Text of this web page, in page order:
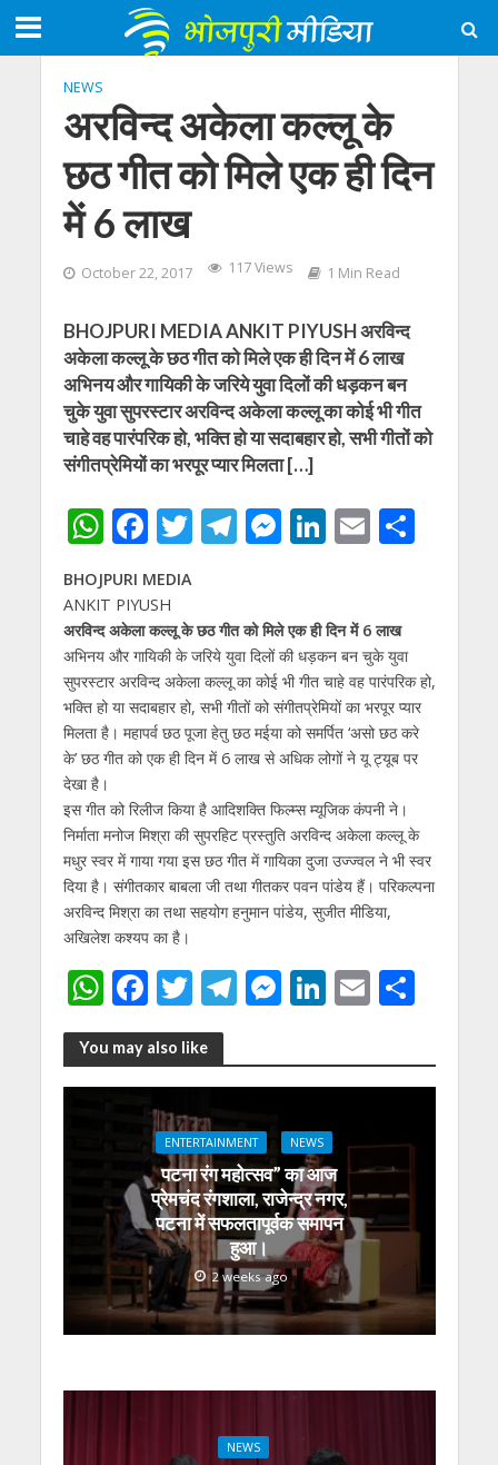
NEWS
अरविन्द अकेला कल्लू के
छठ गीत को मिले एक ही दिन
में 6 लाख
October 22, 2017 117 Views 1 Min Read
BHOJPURI MEDIA ANKIT PIYUSH अरविन्द
अकेला कल्लू के छठ गीत को मिले एक ही दिन में 6 लाख
अभिनय और गायिकी के जरिये युवा दिलों की धड़कन बन
चुके युवा सुपरस्टार अरविन्द अकेला कल्लू का कोई भी गीत
चाहे वह पारंपरिक हो, भक्ति हो या सदाबहार हो, सभी गीतों को
संगीतप्रेमियों का भरपूर प्यार मिलता […]
W
h
at
s
A
p
p
F
ac
e
b
o
o
k
T
itt
er
T
gr
a
m
M
e
n
g
er
Li
e
dI
n
E
l
S
BHOJPURI MEDIA
ANKIT PIYUSH
अरविन्द अकेला कल्लू के छठ गीत को मिले एक ही दिन में 6 लाख
अभिनय और गायिकी के जरिये युवा दिलों की धड़कन बन चुके युवा
सुपरस्टार अरविन्द अकेला कल्लू का कोई भी गीत चाहे वह पारंपरिक हो,
भक्ति हो या सदाबहार हो, सभी गीतों को संगीतप्रेमियों का भरपूर प्यार
मिलता है। महापर्व छठ पूजा हेतु छठ मईया को समर्पित ‘असो छठ करे
के’ छठ गीत को एक ही दिन में 6 लाख से अधिक लोगों ने यू ट्यूब पर
देखा है।
इस गीत को रिलीज किया है आदिशक्ति फिल्म्स म्यूजिक कंपनी ने।
निर्माता मनोज मिश्रा की सुपरहिट प्रस्तुति अरविन्द अकेला कल्लू के
मधुर स्वर में गाया गया इस छठ गीत में गायिका दुजा उज्ज्वल ने भी स्वर
दिया है। संगीतकार बाबला जी तथा गीतकर पवन पांडेय हैं। परिकल्पना
अरविन्द मिश्रा का तथा सहयोग हनुमान पांडेय, सुजीत मीडिया,
अखिलेश कश्यप का है।
W
h
at
s
p
F
ac
e
b
o
o
k
T
w
itt
er
T
e
gr
a
m
M
ss
e
n
g
er
Li
k
e
dI
n
E
ai
l
S
ar
e
You may also like
ENTERTAINMENT NEWS
पटना रंग महोत्सव” का आज
प्रेमचंद रंगशाला, राजेन्द्र नगर,
पटना में सफलतापूर्वक समापन
हुआ।
2 weeks ago
NEWS